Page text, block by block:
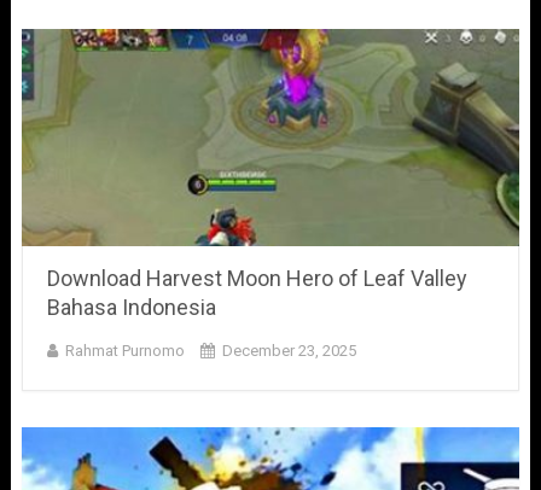
Download Harvest Moon Hero of Leaf Valley
Bahasa Indonesia
Rahmat Purnomo December 23, 2025